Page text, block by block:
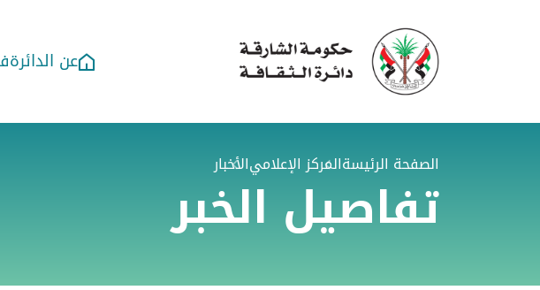
عن الدائرة
الصفحة الرئيسةالمركز الإعلاميالأخبار
تفاصيل الخبر